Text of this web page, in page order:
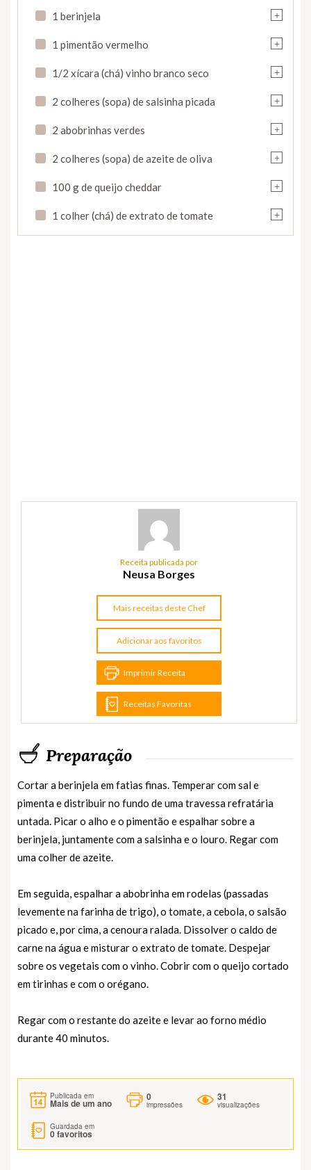
+
1 berinjela
+
1 pimentão vermelho
+
1/2 xícara (chá) vinho branco seco
+
2 colheres (sopa) de salsinha picada
+
2 abobrinhas verdes
+
2 colheres (sopa) de azeite de oliva
+
100 g de queijo cheddar
+
1 colher (chá) de extrato de tomate
Receita publicada por
Neusa Borges
Mais receitas deste Chef
Adicionar aos favoritos
Imprimir Receita
Receitas Favoritas
Preparação
Cortar a berinjela em fatias finas. Temperar com sal e
pimenta e distribuir no fundo de uma travessa refratária
untada. Picar o alho e o pimentão e espalhar sobre a
berinjela, juntamente com a salsinha e o louro. Regar com
uma colher de azeite.
Em seguida, espalhar a abobrinha em rodelas (passadas
levemente na farinha de trigo), o tomate, a cebola, o salsão
picado e, por cima, a cenoura ralada. Dissolver o caldo de
carne na água e misturar o extrato de tomate. Despejar
sobre os vegetais com o vinho. Cobrir com o queijo cortado
em tirinhas e com o orégano.
Regar com o restante do azeite e levar ao forno médio
durante 40 minutos.
Publicada em
Mais de um ano
0
impressões
31
visualizações
Guardada em
0favoritos